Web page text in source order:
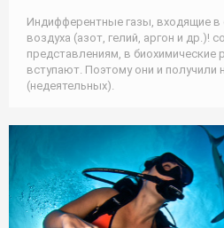
Индифферентные газы, входящие в
воздуха (азот, гелий, аргон и др.)!
представлениям, в биохимические
вступают. Поэтому они и получили
(недеятельных).